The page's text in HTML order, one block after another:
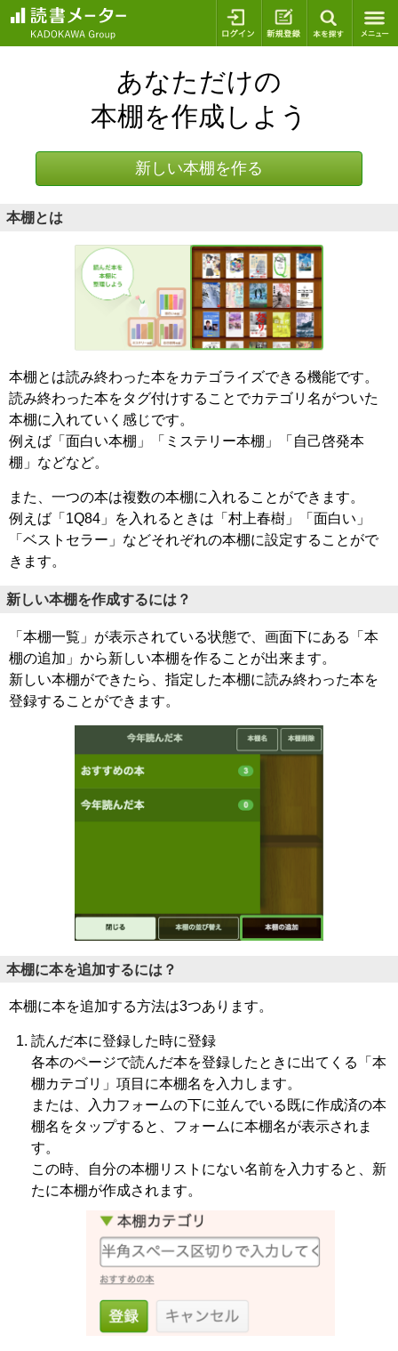
ログイン 新規登録
あなただけの
本棚を作成しよう
新しい本棚を作る
本棚とは
本棚とは読み終わった本をカテゴライズできる機能です。
読み終わった本をタグ付けすることでカテゴリ名がついた
本棚に入れていく感じです。
例えば「面白い本棚」「ミステリー本棚」「自己啓発本
棚」などなど。
また、一つの本は複数の本棚に入れることができます。
例えば「1Q84」を入れるときは「村上春樹」「面白い」
「ベストセラー」などそれぞれの本棚に設定することがで
きます。
新しい本棚を作成するには？
「本棚一覧」が表示されている状態で、画面下にある「本
棚の追加」から新しい本棚を作ることが出来ます。
新しい本棚ができたら、指定した本棚に読み終わった本を
登録することができます。
本棚に本を追加するには？
本棚に本を追加する方法は3つあります。
読んだ本に登録した時に登録
各本のページで読んだ本を登録したときに出てくる「本
棚カテゴリ」項目に本棚名を入力します。
または、入力フォームの下に並んでいる既に作成済の本
棚名をタップすると、フォームに本棚名が表示されま
す。
この時、自分の本棚リストにない名前を入力すると、新
たに本棚が作成されます。